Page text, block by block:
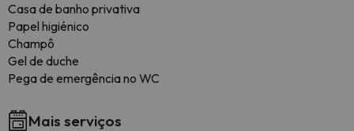
Casa de banho privativa
Papel higiénico
Champô
Gel de duche
Pega de emergência no WC
Mais serviços